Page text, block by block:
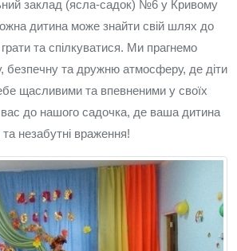
заклад (ясла-садок) №6 у Кривому
дитина може знайти свій шлях до
та спілкуватися. Ми прагнемо
безпечну та дружню атмосферу, де діти
щасливими та впевненими у своїх
до нашого садочка, де ваша дитина
незабутні враження!